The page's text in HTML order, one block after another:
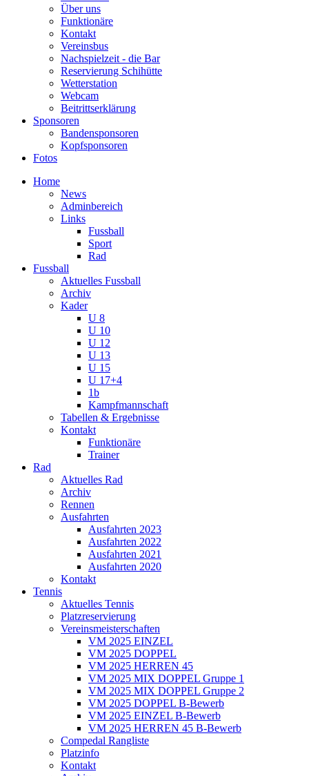
Über uns
Funktionäre
Kontakt
Vereinsbus
Nachspielzeit - die Bar
Reservierung Schihütte
Wetterstation
Webcam
Beitrittserklärung
Sponsoren
Bandensponsoren
Kopfsponsoren
Fotos
Home
News
Adminbereich
Links
Fussball
Sport
Rad
Fussball
Aktuelles Fussball
Archiv
Kader
U 8
U 10
U 12
U 13
U 15
U 17+4
1b
Kampfmannschaft
Tabellen & Ergebnisse
Kontakt
Funktionäre
Trainer
Rad
Aktuelles Rad
Archiv
Rennen
Ausfahrten
Ausfahrten 2023
Ausfahrten 2022
Ausfahrten 2021
Ausfahrten 2020
Kontakt
Tennis
Aktuelles Tennis
Platzreservierung
Vereinsmeisterschaften
VM 2025 EINZEL
VM 2025 DOPPEL
VM 2025 HERREN 45
VM 2025 MIX DOPPEL Gruppe 1
VM 2025 MIX DOPPEL Gruppe 2
VM 2025 DOPPEL B-Bewerb
VM 2025 EINZEL B-Bewerb
VM 2025 HERREN 45 B-Bewerb
Compedal Rangliste
Platzinfo
Kontakt